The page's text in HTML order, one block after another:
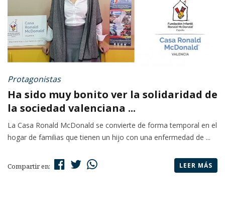
Protagonistas
Ha sido muy bonito ver la solidaridad de
la sociedad valenciana ...
La Casa Ronald McDonald se convierte de forma temporal en el
hogar de familias que tienen un hijo con una enfermedad de ...
Compartir en: LEER MÁS